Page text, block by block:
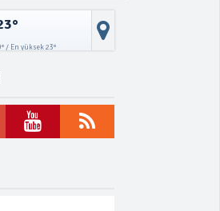
/ En yüksek 23°